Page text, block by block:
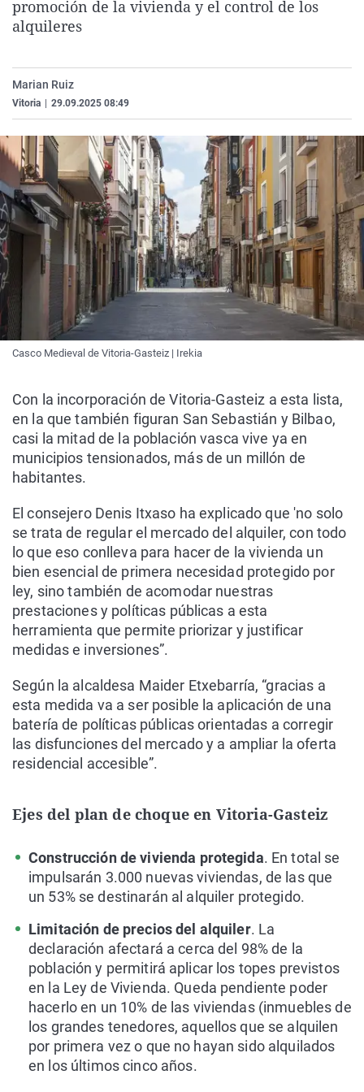
La rosa de los vientos
Como el perro y el
Caso
Equipo de
Extremadura
La Rioja
Virales
Elecciones
promoción de la vivienda y el control de los
alquileres
Marian Ruiz
Vitoria 29.09.2025 08:49
Casco Medieval de Vitoria-Gasteiz | Irekia
Con la incorporación de Vitoria-Gasteiz a esta lista,
en la que también figuran San Sebastián y Bilbao,
casi la mitad de la población vasca vive ya en
municipios tensionados, más de un millón de
habitantes.
El consejero Denis Itxaso ha explicado que 'no solo
se trata de regular el mercado del alquiler, con todo
lo que eso conlleva para hacer de la vivienda un
bien esencial de primera necesidad protegido por
ley, sino también de acomodar nuestras
prestaciones y políticas públicas a esta
herramienta que permite priorizar y justificar
medidas e inversiones”.
Según la alcaldesa Maider Etxebarría, “gracias a
esta medida va a ser posible la aplicación de una
batería de políticas públicas orientadas a corregir
las disfunciones del mercado y a ampliar la oferta
residencial accesible”.
Ejes del plan de choque en Vitoria-Gasteiz
Construcción de vivienda protegida. En total se
impulsarán 3.000 nuevas viviendas, de las que
un 53% se destinarán al alquiler protegido.
Limitación de precios del alquiler. La
declaración afectará a cerca del 98% de la
población y permitirá aplicar los topes previstos
en la Ley de Vivienda. Queda pendiente poder
hacerlo en un 10% de las viviendas (inmuebles de
los grandes tenedores, aquellos que se alquilen
por primera vez o que no hayan sido alquilados
en los últimos cinco años.